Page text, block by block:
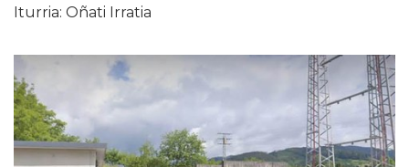
Iturria: Oñati Irratia